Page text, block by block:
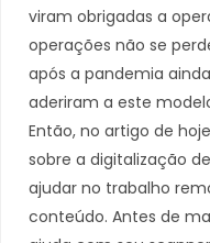
viram obrigadas a
operações não se
após a pandemia
aderiram a este
Então, no artigo de
sobre a digitalização
ajudar no trabalho
conteúdo. Antes de